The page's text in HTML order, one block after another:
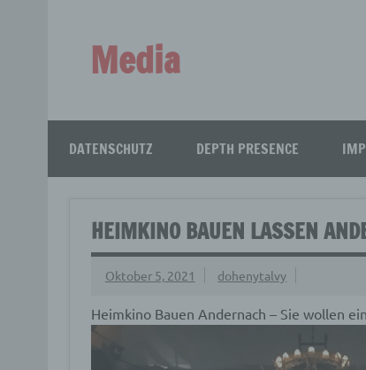
Media
DATENSCHUTZ DEPTH PRESENCE
HEIMKINO BAUEN LASSEN
Oktober 5, 2021 dohenytalvy
Heimkino Bauen Andernach – Sie wollen